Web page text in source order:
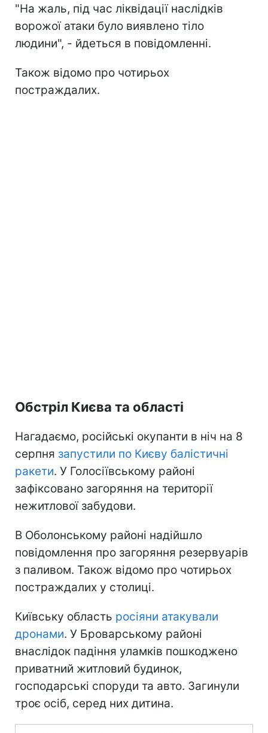
"На жаль, під час ліквідації наслідків
ворожої атаки було виявлено тіло
людини", - йдеться в повідомленні.
Також відомо про чотирьох
постраждалих.
Обстріл Києва та області
Нагадаємо, російські окупанти в ніч на 8
серпня запустили по Києву балістичні
ракети. У Голосіївському районі
зафіксовано загоряння на території
нежитлової забудови.
В Оболонському районі надійшло
повідомлення про загоряння резервуарів
з паливом. Також відомо про чотирьох
постраждалих у столиці.
Київську область росіяни атакували
дронами. У Броварському районі
внаслідок падіння уламків пошкоджено
приватний житловий будинок,
господарські споруди та авто. Загинули
троє осіб, серед них дитина.